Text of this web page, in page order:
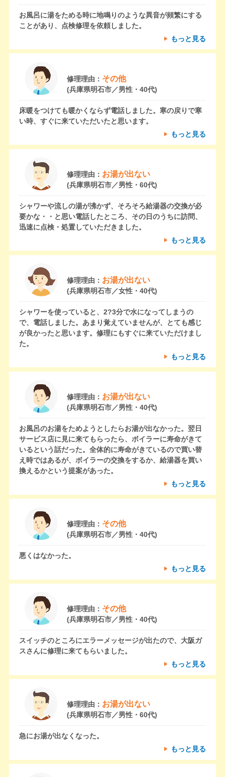
お風呂に湯をためる時に地鳴りのような異音が頻繁にする
ことがあり、点検修理を依頼しました。
もっと見る
修理理由： その他
(兵庫県明石市／男性・40代)
床暖をつけても暖かくならず電話しました。寒の戻りで寒
い時、すぐに来ていただいたと思います。
もっと見る
修理理由： お湯が出ない
(兵庫県明石市／男性・60代)
シャワーや流しの湯が沸かず、そろそろ給湯器の交換が必
要かな・・と思い電話したところ、その日のうちに訪問、
迅速に点検・処置していただきました。
もっと見る
修理理由： お湯が出ない
(兵庫県明石市／女性・40代)
シャワーを使っていると、2?3分で水になってしまうの
で、電話しました。あまり覚えていませんが、とても感じ
が良かったと思います。修理にもすぐに来ていただけまし
た。
もっと見る
修理理由： お湯が出ない
(兵庫県明石市／男性・40代)
お風呂のお湯をためようとしたらお湯が出なかった。翌日
サービス店に見に来てもらったら、ボイラーに寿命がきて
いるという話だった。全体的に寿命がきているので買い替
え時ではあるが、ボイラーの交換をするか、給湯器を買い
換えるかという提案があった。
もっと見る
修理理由： その他
(兵庫県明石市／男性・40代)
悪くはなかった。
もっと見る
修理理由： その他
(兵庫県明石市／男性・40代)
スイッチのところにエラーメッセージが出たので、大阪ガ
スさんに修理に来てもらいました。
もっと見る
修理理由： お湯が出ない
(兵庫県明石市／男性・60代)
急にお湯が出なくなった。
もっと見る